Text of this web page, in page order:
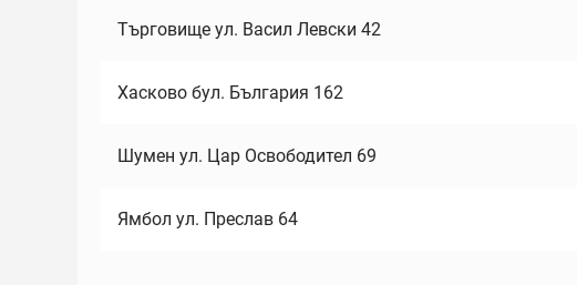
Търговище ул. Васил Левски 42
Хасково бул. България 162
Шумен ул. Цар Освободител 69
Ямбол ул. Преслав 64